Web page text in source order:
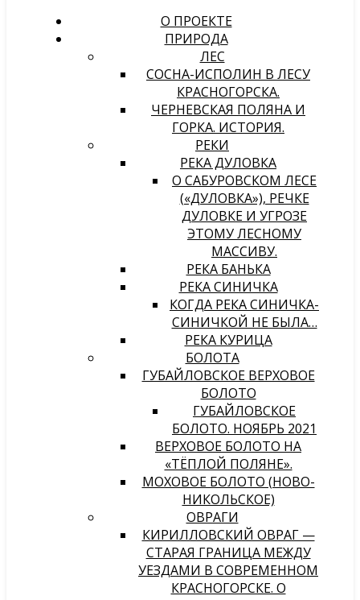
О ПРОЕКТЕ
ПРИРОДА
ЛЕС
СОСНА-ИСПОЛИН В ЛЕСУ
КРАСНОГОРСКА.
ЧЕРНЕВСКАЯ ПОЛЯНА И
ГОРКА. ИСТОРИЯ.
РЕКИ
РЕКА ДУЛОВКА
О САБУРОВСКОМ ЛЕСЕ
(«ДУЛОВКА»), РЕЧКЕ
ДУЛОВКЕ И УГРОЗЕ
ЭТОМУ ЛЕСНОМУ
МАССИВУ.
РЕКА БАНЬКА
РЕКА СИНИЧКА
КОГДА РЕКА СИНИЧКА-
СИНИЧКОЙ НЕ БЫЛА…
РЕКА КУРИЦА
БОЛОТА
ГУБАЙЛОВСКОЕ ВЕРХОВОЕ
БОЛОТО
ГУБАЙЛОВСКОЕ
БОЛОТО. НОЯБРЬ 2021
ВЕРХОВОЕ БОЛОТО НА
«ТЁПЛОЙ ПОЛЯНЕ».
МОХОВОЕ БОЛОТО (НОВО-
НИКОЛЬСКОЕ)
ОВРАГИ
КИРИЛЛОВСКИЙ ОВРАГ —
СТАРАЯ ГРАНИЦА МЕЖДУ
УЕЗДАМИ В СОВРЕМЕННОМ
КРАСНОГОРСКЕ. О